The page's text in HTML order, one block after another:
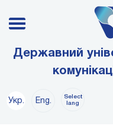
Державний
Укр. Eng.
Select
lang